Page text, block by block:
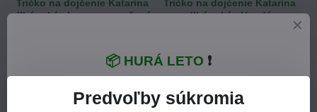
Tričko na dojčenie Katarína
dlhý rukáv Lososovo ružové
Tričko na dojčenie Katarína dlhý rukáv Lososovo ružové - Veľkosť:
Tričko na dojčenie Katarína dlhý rukáv Lososovo ružové -
Tričko na dojčenie Katarína dlhý rukáv Lososovo
Tričko na dojčenie Katarína
dlhý rukáv Hnedé
Tričko na dojčenie
24,50 €
Predvoľby súkromia
📦 HURÁ LETO ❗